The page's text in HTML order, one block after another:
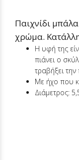
Παιχνίδι
χρώμα.
Η υφή της
πιάνει ο
τραβήξει
Με ήχο που
Διάμετρος: